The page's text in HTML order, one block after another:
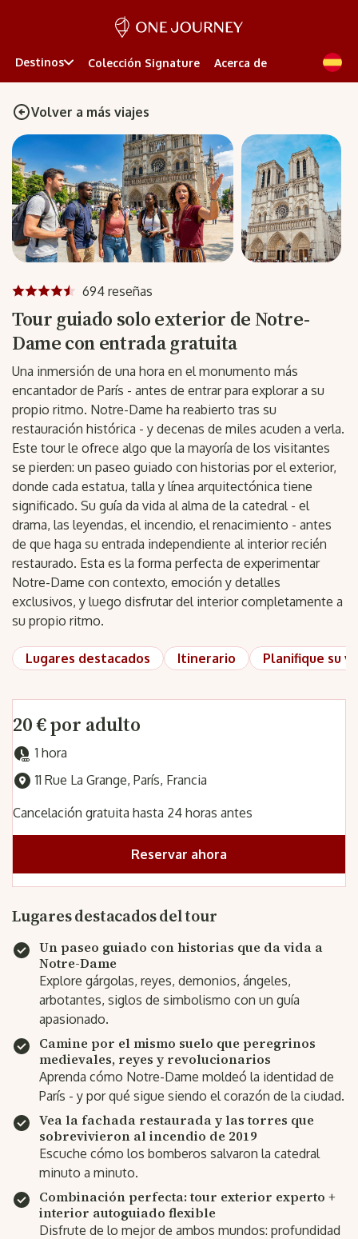
Destinos Colección Signature Acerca de
Volver a más viajes
694 reseñas
Tour guiado solo exterior de Notre-
Dame con entrada gratuita
Una inmersión de una hora en el monumento más
encantador de París - antes de entrar para explorar a su
propio ritmo. Notre-Dame ha reabierto tras su
restauración histórica - y decenas de miles acuden a verla.
Este tour le ofrece algo que la mayoría de los visitantes
se pierden: un paseo guiado con historias por el exterior,
donde cada estatua, talla y línea arquitectónica tiene
significado. Su guía da vida al alma de la catedral - el
drama, las leyendas, el incendio, el renacimiento - antes
de que haga su entrada independiente al interior recién
restaurado. Esta es la forma perfecta de experimentar
Notre-Dame con contexto, emoción y detalles
exclusivos, y luego disfrutar del interior completamente a
su propio ritmo.
Lugares destacados Itinerario Planifique su
20 € por adulto
1 hora
11 Rue La Grange, París, Francia
Cancelación gratuita hasta 24 horas antes
Reservar ahora
Lugares destacados del tour
Un paseo guiado con historias que da vida a
Notre-Dame
Explore gárgolas, reyes, demonios, ángeles,
arbotantes, siglos de simbolismo con un guía
apasionado.
Camine por el mismo suelo que peregrinos
medievales, reyes y revolucionarios
Aprenda cómo Notre-Dame moldeó la identidad de
París - y por qué sigue siendo el corazón de la ciudad.
Vea la fachada restaurada y las torres que
sobrevivieron al incendio de 2019
Escuche cómo los bomberos salvaron la catedral
minuto a minuto.
Combinación perfecta: tour exterior experto +
interior autoguiado flexible
Disfrute de lo mejor de ambos mundos: profundidad